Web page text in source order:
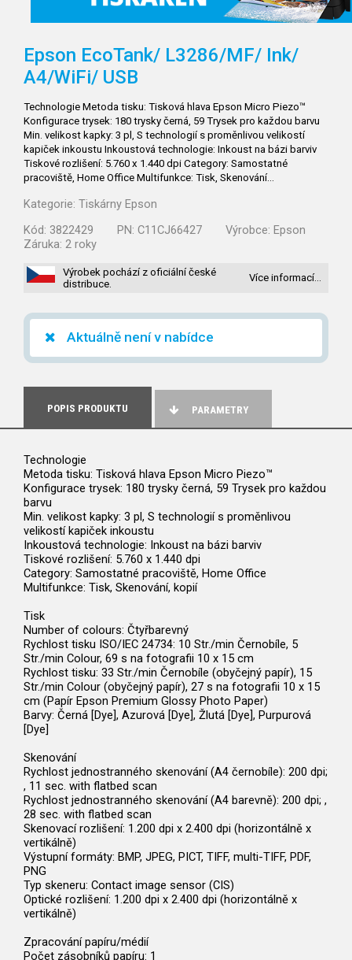
Epson EcoTank/ L3286/MF/ Ink/
A4/WiFi/ USB
Technologie Metoda tisku: Tisková hlava Epson Micro Piezo™
Konfigurace trysek: 180 trysky černá, 59 Trysek pro každou barvu
Min. velikost kapky: 3 pl, S technologií s proměnlivou velikostí
kapiček inkoustu Inkoustová technologie: Inkoust na bázi barviv
Tiskové rozlišení: 5.760 x 1.440 dpi Category: Samostatné
pracoviště, Home Office Multifunkce: Tisk, Skenování…
Kategorie: Tiskárny Epson
Kód: 3822429 PN: C11CJ66427 Výrobce: Epson
Záruka: 2 roky
Výrobek pochází z oficiální české
distribuce.
Více informací…
Aktuálně není v nabídce
POPIS PRODUKTU PARAMETRY
Technologie
Metoda tisku: Tisková hlava Epson Micro Piezo™
Konfigurace trysek: 180 trysky černá, 59 Trysek pro každou
barvu
Min. velikost kapky: 3 pl, S technologií s proměnlivou
velikostí kapiček inkoustu
Inkoustová technologie: Inkoust na bázi barviv
Tiskové rozlišení: 5.760 x 1.440 dpi
Category: Samostatné pracoviště, Home Office
Multifunkce: Tisk, Skenování, kopií
Tisk
Number of colours: Čtyřbarevný
Rychlost tisku ISO/IEC 24734: 10 Str./min Černobíle, 5
Str./min Colour, 69 s na fotografii 10 x 15 cm
Rychlost tisku: 33 Str./min Černobíle (obyčejný papír), 15
Str./min Colour (obyčejný papír), 27 s na fotografii 10 x 15
cm (Papír Epson Premium Glossy Photo Paper)
Barvy: Černá [Dye], Azurová [Dye], Žlutá [Dye], Purpurová
[Dye]
Skenování
Rychlost jednostranného skenování (A4 černobíle): 200 dpi;
, 11 sec. with flatbed scan
Rychlost jednostranného skenování (A4 barevně): 200 dpi; ,
28 sec. with flatbed scan
Skenovací rozlišení: 1.200 dpi x 2.400 dpi (horizontálně x
vertikálně)
Výstupní formáty: BMP, JPEG, PICT, TIFF, multi-TIFF, PDF,
PNG
Typ skeneru: Contact image sensor (CIS)
Optické rozlišení: 1.200 dpi x 2.400 dpi (horizontálně x
vertikálně)
Zpracování papíru/médií
Počet zásobníků papíru: 1